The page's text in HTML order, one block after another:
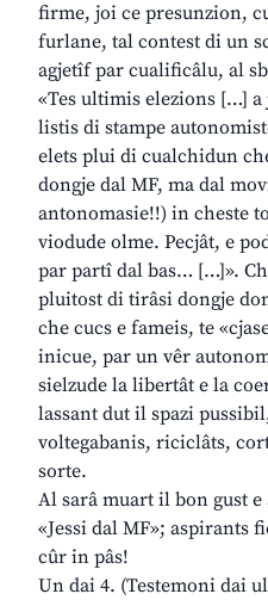
firme, joi ce presunzion,
furlane, tal contest di un
agjetîf par cualificâlu, al
«Tes ultimis elezions […]
listis di stampe
elets plui di cualchidun
dongje dal MF, ma dal
antonomasie!!) in cheste
viodude olme. Pecjât, e
par partî dal bas… […]».
pluitost di tirâsi dongje
che cucs e fameis, te
inicue, par un vêr
sielzude la libertât e la
lassant dut il spazi
voltegabanis, riciclâts,
sorte.
Al sarâ muart il bon gust
«Jessi dal MF»; aspirants
cûr in pâs!
Un dai 4. (Testemoni dai